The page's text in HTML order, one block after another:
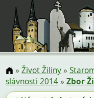
»Život Žiliny»
slávnosti 2014»Zbor